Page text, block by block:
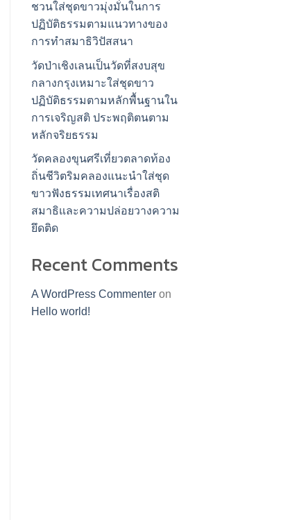
ชวนใส่ชุดขาวมุ่งมั่นในการ
ปฏิบัติธรรมตามแนวทางของ
การทำสมาธิวิปัสสนา
วัดป่าเชิงเลนเป็นวัดที่สงบสุข
กลางกรุงเหมาะใส่ชุดขาว
ปฏิบัติธรรมตามหลักพื้นฐานใน
การเจริญสติ ประพฤติตนตาม
หลักจริยธรรม
วัดคลองขุนศรีเที่ยวตลาดท้อง
ถิ่นชีวิตริมคลองแนะนำใส่ชุด
ขาวฟังธรรมเทศนาเรื่องสติ
สมาธิและความปล่อยวางความ
ยึดติด
Recent Comments
A WordPress Commenteron
Hello world!